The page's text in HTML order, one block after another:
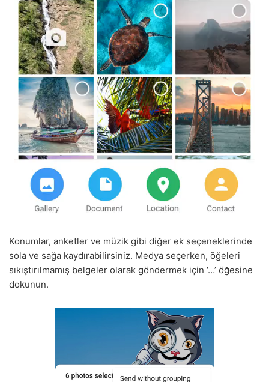
Konumlar, anketler ve müzik gibi diğer ek seçeneklerinde
sola ve sağa kaydırabilirsiniz. Medya seçerken, öğeleri
sıkıştırılmamış belgeler olarak göndermek için ‘…’ öğesine
dokunun.